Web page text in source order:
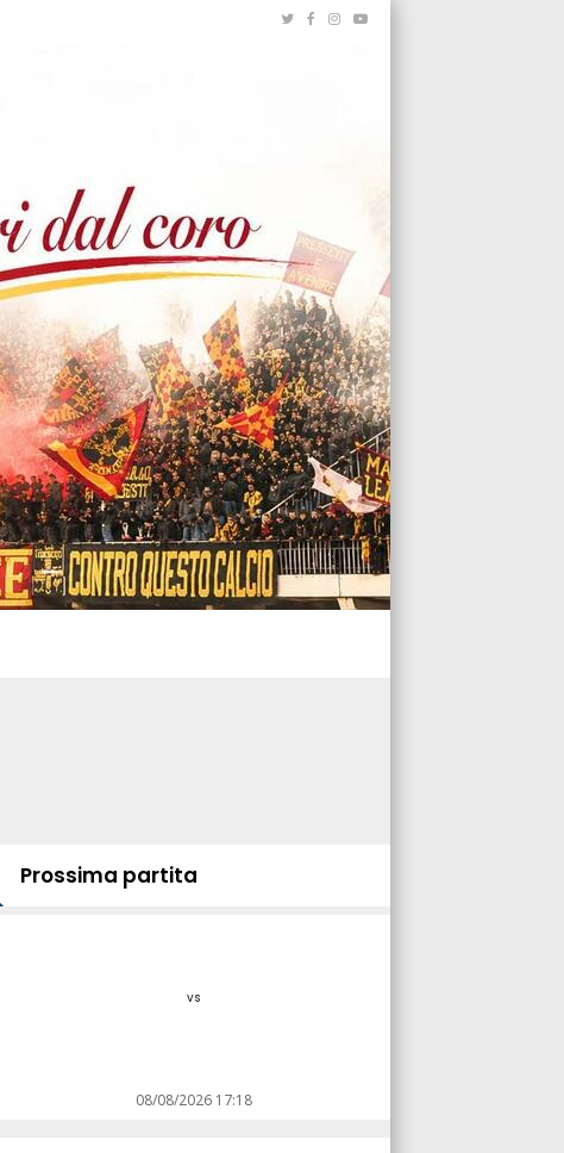
Prossima partita
vs
08/08/2026 17:18